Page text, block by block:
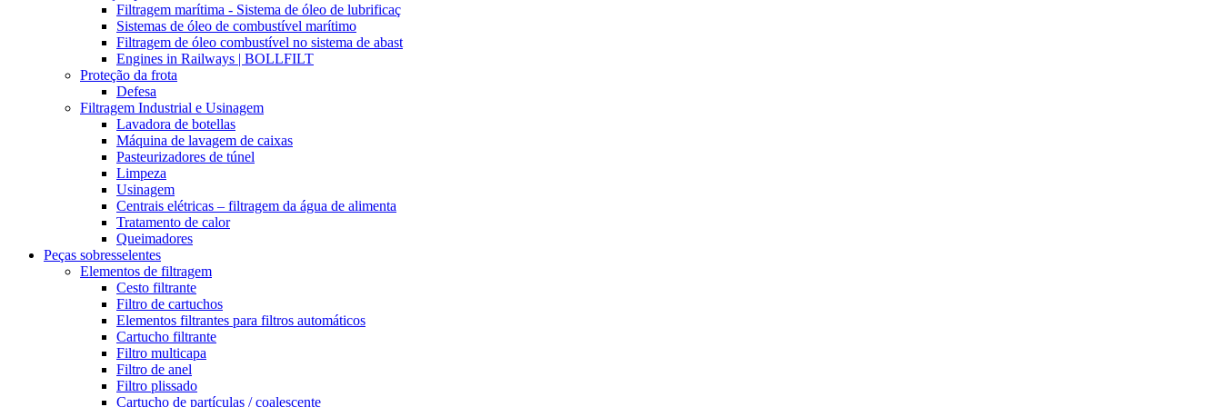
Filtragem marítima - Sistema de óleo de lubrificaç
Sistemas de óleo de combustível marítimo
Filtragem de óleo combustível no sistema de abast
Engines in Railways | BOLLFILT
Proteção da frota
Defesa
Filtragem Industrial e Usinagem
Lavadora de botellas
Máquina de lavagem de caixas
Pasteurizadores de túnel
Limpeza
Usinagem
Centrais elétricas – filtragem da água de alimenta
Tratamento de calor
Queimadores
Peças sobresselentes
Elementos de filtragem
Cesto filtrante
Filtro de cartuchos
Elementos filtrantes para filtros automáticos
Cartucho filtrante
Filtro multicapa
Filtro de anel
Filtro plissado
Cartucho de partículas / coalescente